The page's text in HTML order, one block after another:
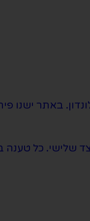
באתר ישנו
כל טענה